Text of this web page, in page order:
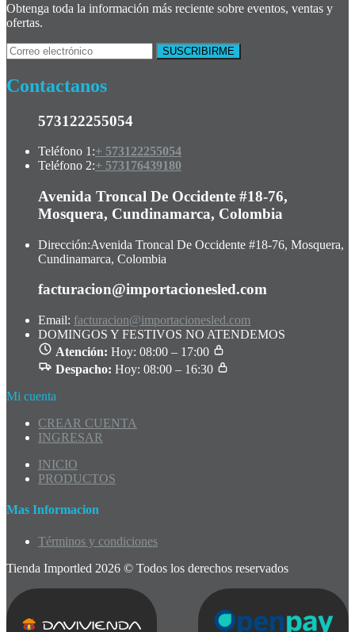
Obtenga toda la información más reciente sobre eventos, ventas y
ofertas.
Contactanos
573122255054
Teléfono 1:+ 573122255054
Teléfono 2:+ 573176439180
Avenida Troncal De Occidente #18-76,
Mosquera, Cundinamarca, Colombia
Dirección:Avenida Troncal De Occidente #18-76, Mosquera,
Cundinamarca, Colombia
facturacion@importacionesled.com
Email: facturacion@importacionesled.com
DOMINGOS Y FESTIVOS NO ATENDEMOS
Atención: Hoy: 08:00 – 17:00
Despacho: Hoy: 08:00 – 16:30
Mi cuenta
CREAR CUENTA
INGRESAR
INICIO
PRODUCTOS
Mas Informacion
Términos y condiciones
Tienda Importled 2026 © Todos los derechos reservados